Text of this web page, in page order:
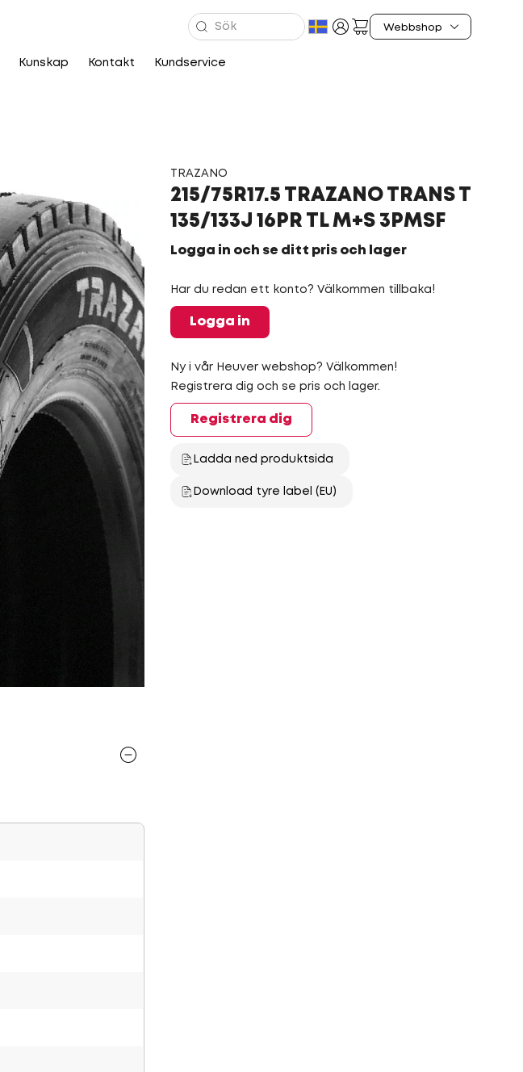
Kunskap Kontakt Kundservice
TRAZANO
215/75R17.5 TRAZANO TRANS T
135/133J 16PR TL M+S 3PMSF
Logga in och se ditt pris och lager
Har du redan ett konto? Välkommen tillbaka!
Logga in
Ny i vår Heuver webshop? Välkommen!
Registrera dig och se pris och lager.
Registrera dig
Ladda ned produktsida
Download tyre label (EU)